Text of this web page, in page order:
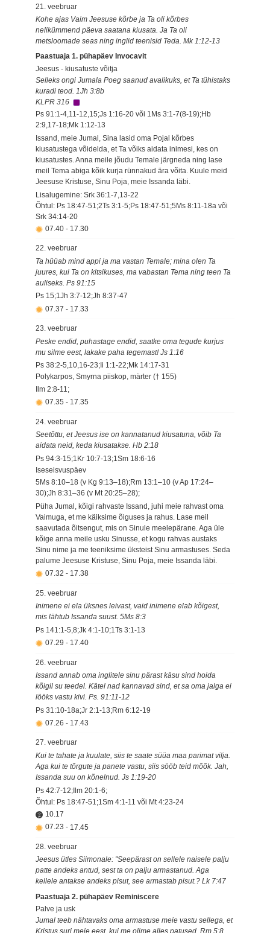
21. veebruar
Kohe ajas Vaim Jeesuse kõrbe ja Ta oli kõrbes
nelikümmend päeva saatana kiusata. Ja Ta oli
metsloomade seas ning inglid teenisid Teda. Mk 1:12-13
Paastuaja 1. pühapäev Invocavit
Jeesus - kiusatuste võitja
Selleks ongi Jumala Poeg saanud avalikuks, et Ta tühistaks
kuradi teod. 1Jh 3:8b
KLPR 316
Ps 91:1-4,11-12,15;Js 1:16-20 või 1Ms 3:1-7(8-19);Hb
2:9,17-18;Mk 1:12-13
Issand, meie Jumal, Sina lasid oma Pojal kõrbes
kiusatustega võidelda, et Ta võiks aidata inimesi, kes on
kiusatustes. Anna meile jõudu Temale järgneda ning lase
meil Tema abiga kõik kurja rünnakud ära võita. Kuule meid
Jeesuse Kristuse, Sinu Poja, meie Issanda läbi.
Lisalugemine: Srk 36:1-7,13-22
Õhtul: Ps 18:47-51;2Ts 3:1-5;Ps 18:47-51;5Ms 8:11-18a või
Srk 34:14-20
07.40 - 17.30
22. veebruar
Ta hüüab mind appi ja ma vastan Temale; mina olen Ta
juures, kui Ta on kitsikuses, ma vabastan Tema ning teen Ta
auliseks. Ps 91:15
Ps 15;1Jh 3:7-12;Jh 8:37-47
07.37 - 17.33
23. veebruar
Peske endid, puhastage endid, saatke oma tegude kurjus
mu silme eest, lakake paha tegemast! Js 1:16
Ps 38:2-5,10,16-23;Ii 1:1-22;Mk 14:17-31
Polykarpos, Smyrna piiskop, märter († 155)
Ilm 2:8-11;
07.35 - 17.35
24. veebruar
Seetõttu, et Jeesus ise on kannatanud kiusatuna, võib Ta
aidata neid, keda kiusatakse. Hb 2:18
Ps 94:3-15;1Kr 10:7-13;1Sm 18:6-16
Iseseisvuspäev
5Ms 8:10–18 (v Kg 9:13–18);Rm 13:1–10 (v Ap 17:24–
30);Jh 8:31–36 (v Mt 20:25–28);
Püha Jumal, kõigi rahvaste Issand, juhi meie rahvast oma
Vaimuga, et me käiksime õiguses ja rahus. Lase meil
saavutada õitsengut, mis on Sinule meelepärane. Aga üle
kõige anna meile usku Sinusse, et kogu rahvas austaks
Sinu nime ja me teeniksime üksteist Sinu armastuses. Seda
palume Jeesuse Kristuse, Sinu Poja, meie Issanda läbi.
07.32 - 17.38
25. veebruar
Inimene ei ela üksnes leivast, vaid inimene elab kõigest,
mis lähtub Issanda suust. 5Ms 8:3
Ps 141:1-5,8;Jk 4:1-10;1Ts 3:1-13
07.29 - 17.40
26. veebruar
Issand annab oma inglitele sinu pärast käsu sind hoida
kõigil su teedel. Kätel nad kannavad sind, et sa oma jalga ei
lööks vastu kivi. Ps. 91:11-12
Ps 31:10-18a;Jr 2:1-13;Rm 6:12-19
07.26 - 17.43
27. veebruar
Kui te tahate ja kuulate, siis te saate süüa maa parimat vilja.
Aga kui te tõrgute ja panete vastu, siis sööb teid mõõk. Jah,
Issanda suu on kõnelnud. Js 1:19-20
Ps 42:7-12;Ilm 20:1-6;
Õhtul: Ps 18:47-51;1Sm 4:1-11 või Mt 4:23-24
10.17
07.23 - 17.45
28. veebruar
Jeesus ütles Siimonale: "Seepärast on sellele naisele palju
patte andeks antud, sest ta on palju armastanud. Aga
kellele antakse andeks pisut, see armastab pisut.? Lk 7:47
Paastuaja 2. pühapäev Reminiscere
Palve ja usk
Jumal teeb nähtavaks oma armastuse meie vastu sellega, et